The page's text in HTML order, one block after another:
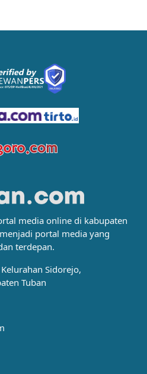
media online di kabupaten
portal media yang
terdepan.
Sidorejo,
Tuban